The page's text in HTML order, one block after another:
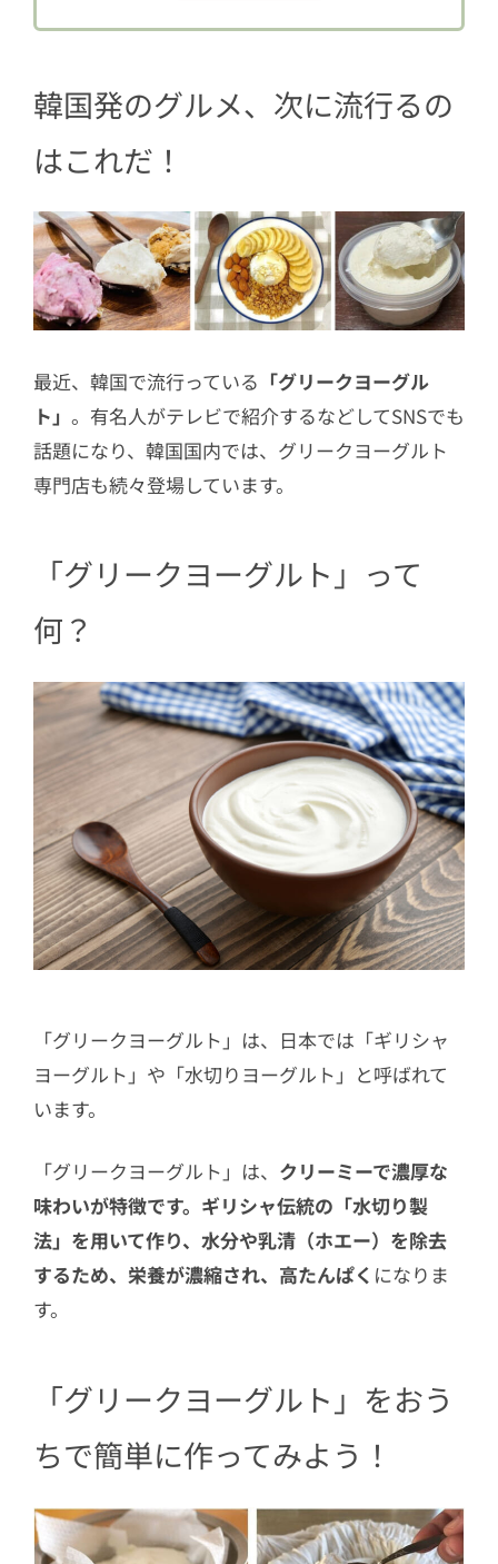
3.3
作り方
韓国発のグルメ、次に流行るの
はこれだ！
最近、韓国で流行っている 「グリークヨーグル
ト」 。有名人がテレビで紹介するなどしてSNSでも
話題になり、韓国国内では、グリークヨーグルト
専門店も続々登場しています。
「グリークヨーグルト」って
何？
「グリークヨーグルト」は、日本では「ギリシャ
ヨーグルト」や「水切りヨーグルト」と呼ばれて
います。
「グリークヨーグルト」は、 クリーミーで濃厚な
味わいが特徴です。ギリシャ伝統の「水切り製
法」を用いて作り、水分や乳清（ホエー）を除去
するため、栄養が濃縮され、高たんぱく になりま
す。
「グリークヨーグルト」をおう
ちで簡単に作ってみよう！